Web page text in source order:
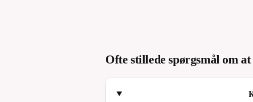
Ofte stillede spørgsmål om